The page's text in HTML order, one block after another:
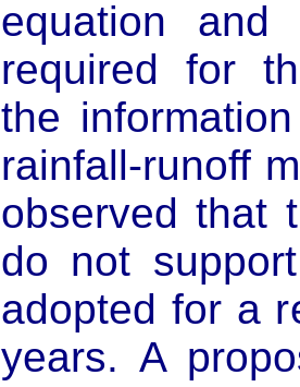
equation
required for
the
rainfall-runoff
observed that
do not
adopted for a
years. A